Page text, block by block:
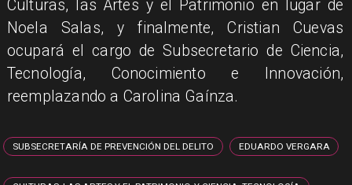
Culturas, las Artes y el Patrimonio en lugar de
Noela Salas, y finalmente, Cristian Cuevas
ocupará el cargo de Subsecretario de Ciencia,
Tecnología, Conocimiento e Innovación,
reemplazando a Carolina Gaínza.
SUBSECRETARÍA DE PREVENCIÓN DEL DELITO EDUARDO VERGARA